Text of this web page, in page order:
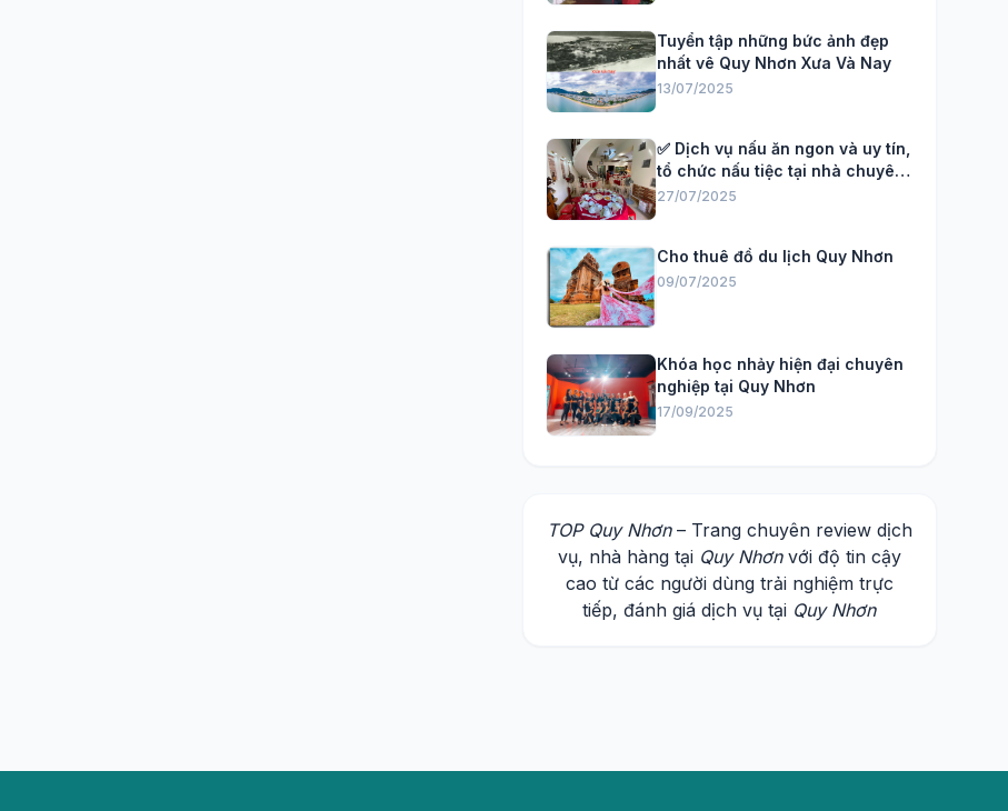
Tuyển tập những bức ảnh đẹp
nhất vê Quy Nhơn Xưa Và Nay
13/07/2025
✅ Dịch vụ nấu ăn ngon và uy tín,
tổ chức nấu tiệc tại nhà chuyên
Nghiệp
27/07/2025
Cho thuê đồ du lịch Quy Nhơn
09/07/2025
Khóa học nhảy hiện đại chuyên
nghiệp tại Quy Nhơn
17/09/2025
TOP Quy Nhơn– Trang chuyên review dịch
vụ, nhà hàng tại Quy Nhơnvới độ tin cậy
cao từ các người dùng trải nghiệm trực
tiếp, đánh giá dịch vụ tại Quy Nhơn